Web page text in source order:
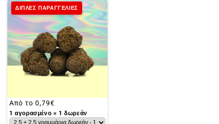
ΔΙΠΛΕΣ ΠΑΡΑΓΓΕΛΙΕΣ
Συνήθης
τιμή
Από το 0,79€
1 αγορασμένο = 1 δωρεάν